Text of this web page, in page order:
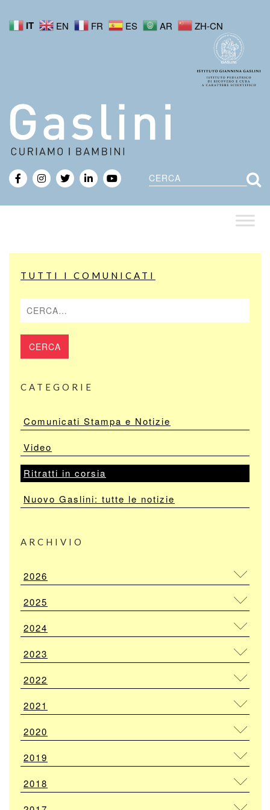
IT EN FR ES AR ZH-CN
Cerca
TUTTI I COMUNICATI
CATEGORIE
Comunicati Stampa e Notizie
Video
Ritratti in corsia
Nuovo Gaslini: tutte le notizie
ARCHIVIO
2026
2025
2024
2023
2022
2021
2020
2019
2018